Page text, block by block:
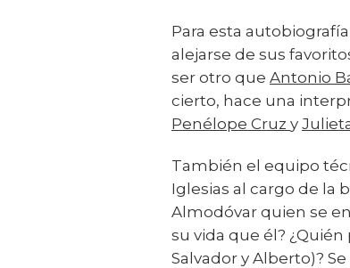
Para esta
alejarse de sus
ser otro que Antonio
cierto, hace una
Penélope Cruz y
También el equipo
Iglesias al cargo de la
Almodóvar quien se
su vida que él?
Salvador y Alberto)?